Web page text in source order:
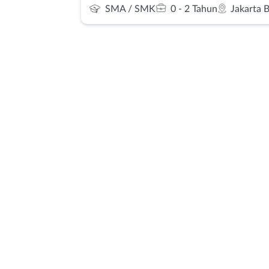
SMA / SMK 0 - 2 Tahun Jakarta